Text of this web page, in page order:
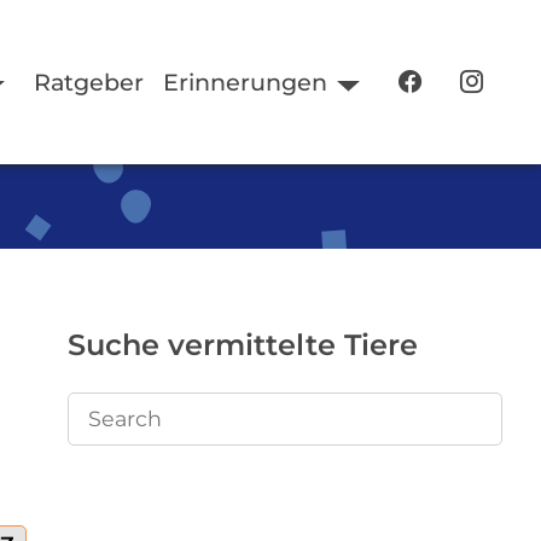
Ratgeber Erinnerungen
Suche vermittelte Tiere